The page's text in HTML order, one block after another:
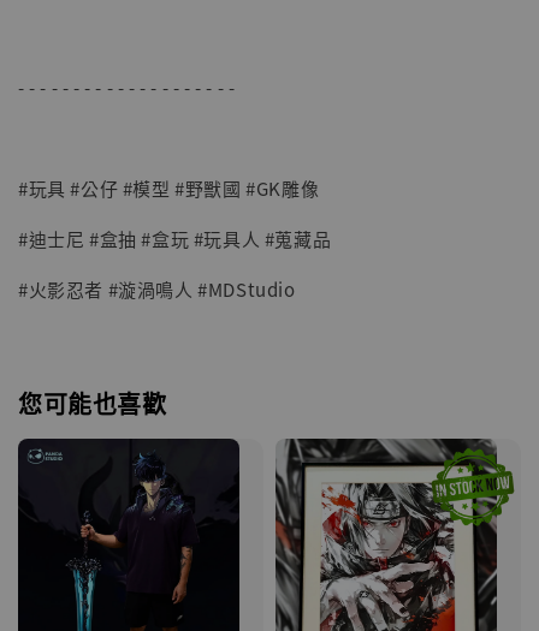
- - - - - - - - - - - - - - - - - - - -
#玩具 #公仔 #模型 #野獸國 #GK雕像
#迪士尼 #盒抽 #盒玩 #玩具人 #蒐藏品
#火影忍者 #漩渦鳴人 #MDStudio
您可能也喜歡